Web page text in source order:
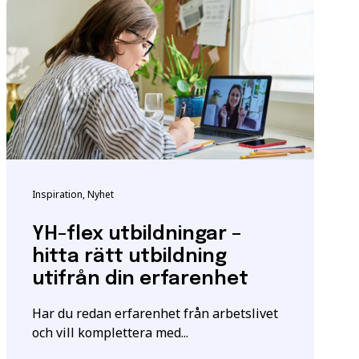
Inspiration, Nyhet
YH-flex utbildningar –
hitta rätt utbildning
utifrån din erfarenhet
Har du redan erfarenhet från arbetslivet
och vill komplettera med...
utbildningen.
samtyckesavtalet
för
för att säkerställa